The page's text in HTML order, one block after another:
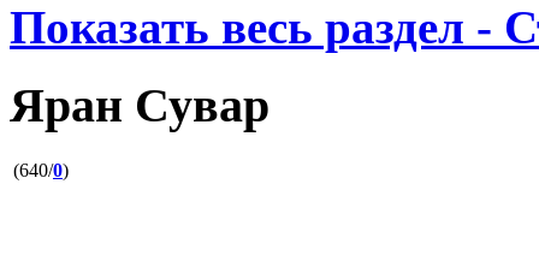
Показать весь раздел -
Яран Сувар
(640/0)